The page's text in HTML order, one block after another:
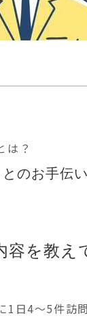
は？
のお手伝い
容を教え
日4～5件訪問